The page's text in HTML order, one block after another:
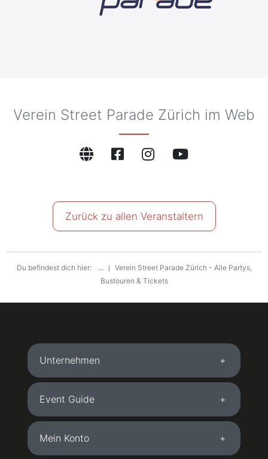
Verein Street Parade Zürich im Web
Zurück zu allen Veranstaltern
Du befindest dich hier: ...
Verein Street Parade Zürich - Alle Partys,
Bustouren & Tickets
Unternehmen
Event Guide
Mein Konto